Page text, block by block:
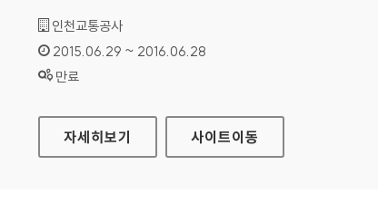
기관명 :
인천교통공사
인증기간 :
2015.06.29 ~ 2016.06.28
상태 :
만료
인천 장애인콜택시 홈페이지
자세히보기 사이트이동